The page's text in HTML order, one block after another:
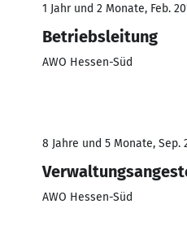
1 Jahr und 2 Monate, Feb.
Betriebsleitung
AWO Hessen-Süd
8 Jahre und 5 Monate, Sep.
AWO Hessen-Süd